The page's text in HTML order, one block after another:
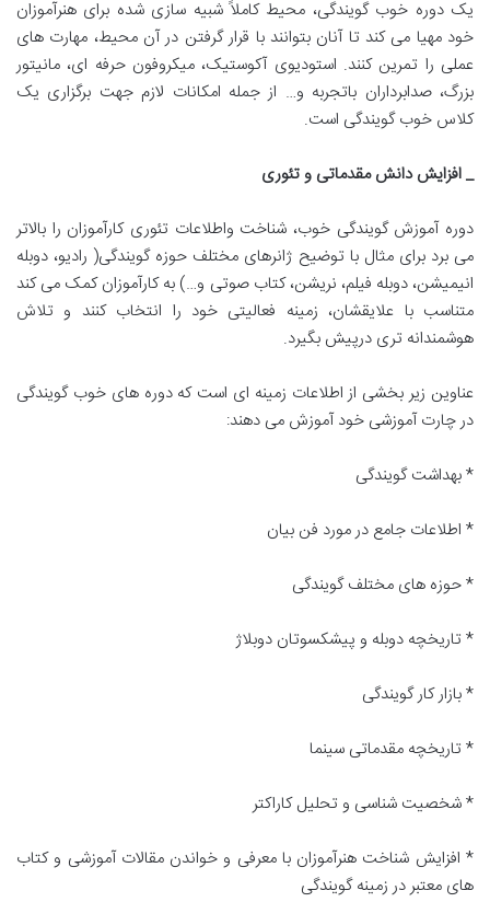
یک دوره خوب گویندگی، محیط کاملاً شبیه سازی شده برای هنرآموزان
خود مهیا می کند تا آنان بتوانند با قرار گرفتن در آن محیط، مهارت های
عملی را تمرین کنند. استودیوی آکوستیک، میکروفون حرفه ای، مانیتور
بزرگ، صدابرداران باتجربه و… از جمله امکانات لازم جهت برگزاری یک
کلاس خوب گویندگی است.
_ افزایش دانش مقدماتی و تئوری
دوره آموزش گویندگی خوب، شناخت واطلاعات تئوری کارآموزان را بالاتر
می برد برای مثال با توضیح ژانرهای مختلف حوزه گویندگی( رادیو، دوبله
انیمیشن، دوبله فیلم، نریشن، کتاب صوتی و…) به کارآموزان کمک می کند
متناسب با علایقشان، زمینه فعالیتی خود را انتخاب کنند و تلاش
هوشمندانه تری درپیش بگیرد.
عناوین زیر بخشی از اطلاعات زمینه ای است که دوره های خوب گویندگی
در چارت آموزشی خود آموزش می دهند:
* بهداشت گویندگی
* اطلاعات جامع در مورد فن بیان
* حوزه های مختلف گویندگی
* تاریخچه دوبله و پیشکسوتان دوبلاژ
* بازار کار گویندگی
* تاریخچه مقدماتی سینما
* شخصیت شناسی و تحلیل کاراکتر
* افزایش شناخت هنرآموزان با معرفی و خواندن مقالات آموزشی و کتاب
های معتبر در زمینه گویندگی